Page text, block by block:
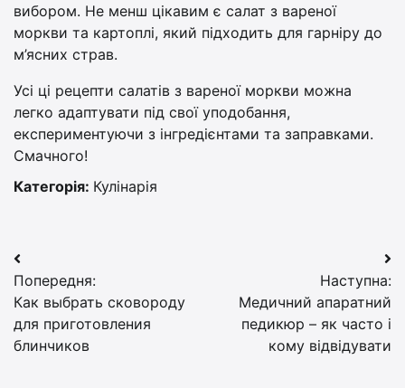
вибором. Не менш цікавим є салат з вареної
моркви та картоплі, який підходить для гарніру до
м’ясних страв.
Усі ці рецепти салатів з вареної моркви можна
легко адаптувати під свої уподобання,
експериментуючи з інгредієнтами та заправками.
Смачного!
Категорія: Кулінарія
Навігація
записів
Попередня:
Как выбрать сковороду
для приготовления
блинчиков
Наступна:
Медичний апаратний
педикюр – як часто і
кому відвідувати